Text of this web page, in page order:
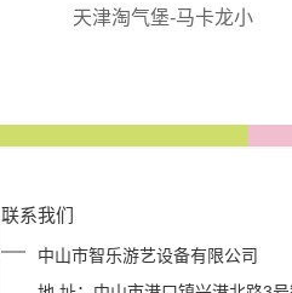
天津淘气堡-马卡龙小
联系我们
中山市智乐游艺设备有限公司